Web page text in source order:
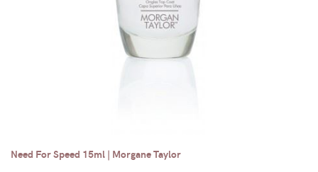
Need For Speed 15ml | Morgane Taylor